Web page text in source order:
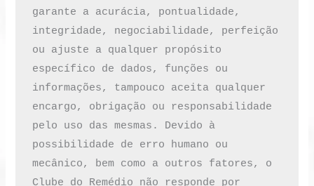
garante a acurácia, pontualidade,
integridade, negociabilidade, perfeição
ou ajuste a qualquer propósito
específico de dados, funções ou
informações, tampouco aceita qualquer
encargo, obrigação ou responsabilidade
pelo uso das mesmas. Devido à
possibilidade de erro humano ou
mecânico, bem como a outros fatores, o
Clube do Remédio não responde por